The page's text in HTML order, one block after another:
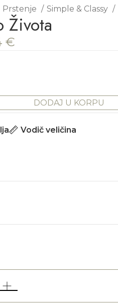
Prstenje Simple & Classy
Života
€
DODAJ U KORPU
Vodič veličina